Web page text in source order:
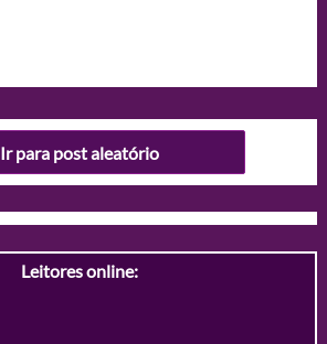
Ir para post aleatório
Leitores online: